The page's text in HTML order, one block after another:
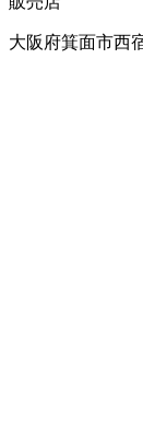
大阪府箕面市西